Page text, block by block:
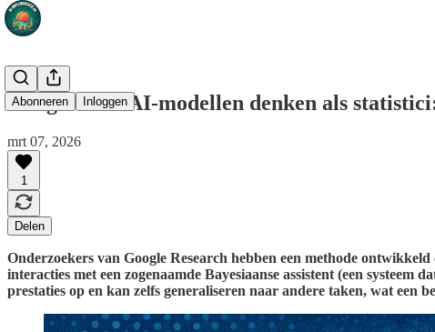
Abonneren Inloggen
Google leert AI-modellen denken als
mrt 07, 2026
1
Delen
Onderzoekers van Google Research hebben een methode
interacties met een zogenaamde Bayesiaanse assistent (een
prestaties op en kan zelfs generaliseren naar andere taken, wat